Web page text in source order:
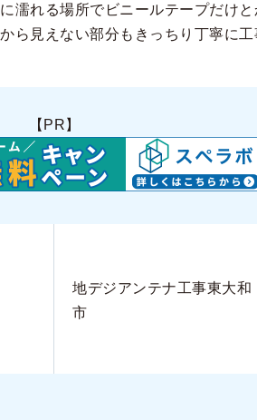
濡れる場所でビニールテープだけと
ら見えない部分もきっちり丁寧に
【PR】
地デジアンテナ工事東大和
市